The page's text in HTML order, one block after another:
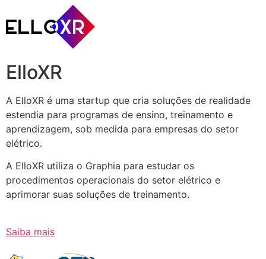
ElloXR
A ElloXR é uma startup que cria soluções de realidade
estendia para programas de ensino, treinamento e
aprendizagem, sob medida para empresas do setor
elétrico.
A ElloXR utiliza o Graphia para estudar os
procedimentos operacionais do setor elétrico e
aprimorar suas soluções de treinamento.
Saiba mais